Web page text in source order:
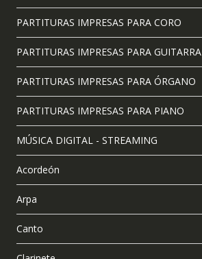
PARTITURAS IMPRESAS PARA CORO
PARTITURAS IMPRESAS PARA GUITARRA
PARTITURAS IMPRESAS PARA ÓRGANO
PARTITURAS IMPRESAS PARA PIANO
MÚSICA DIGITAL - STREAMING
Acordeón
Arpa
Canto